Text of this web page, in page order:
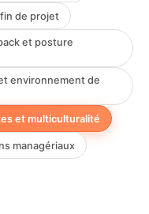
de projet
et posture
environnement de
et multiculturalité
managériaux